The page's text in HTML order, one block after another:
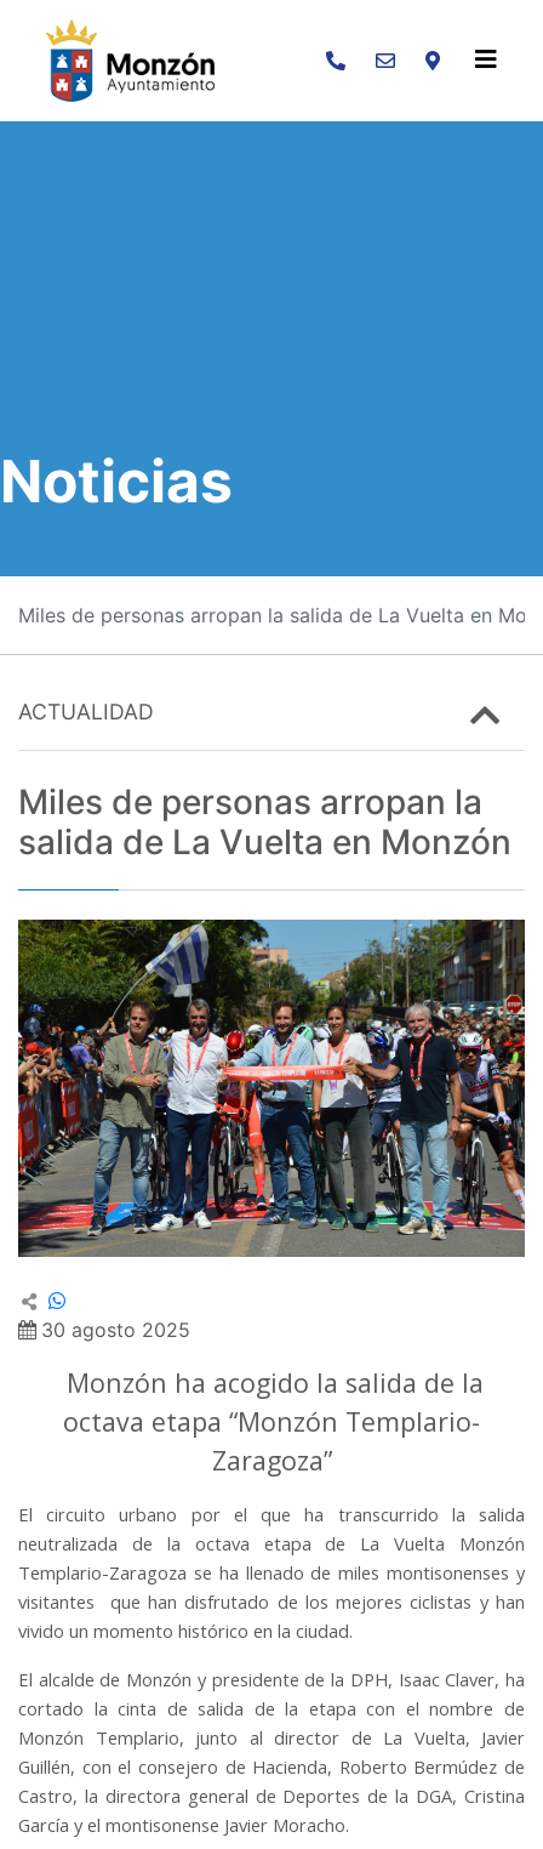
Buscar
Noticias
Miles de personas arropan la salida de La Vuelta en
ACTUALIDAD
Miles de personas arropan la
salida de La Vuelta en Monzón
30 agosto 2025
Monzón ha acogido la salida de la
octava etapa “Monzón Templario-
Zaragoza”
El circuito urbano por el que ha transcurrido la salida
neutralizada de la octava etapa de La Vuelta Monzón
Templario-Zaragoza se ha llenado de miles montisonenses y
visitantes que han disfrutado de los mejores ciclistas y han
vivido un momento histórico en la ciudad.
El alcalde de Monzón y presidente de la DPH, Isaac Claver, ha
cortado la cinta de salida de la etapa con el nombre de
Monzón Templario, junto al director de La Vuelta, Javier
Guillén, con el consejero de Hacienda, Roberto Bermúdez de
Castro, la directora general de Deportes de la DGA, Cristina
García y el montisonense Javier Moracho.